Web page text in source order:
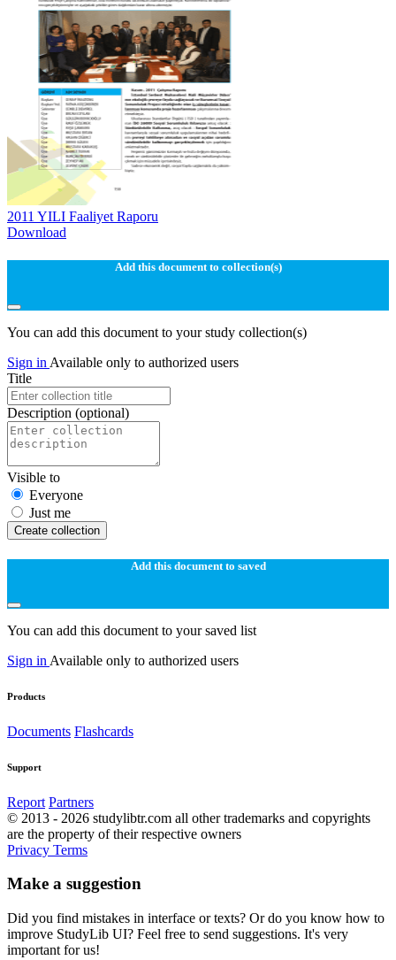
2011 YILI Faaliyet Raporu
Download
Add this document to collection(s)
You can add this document to your study collection(s)
Sign in Available only to authorized users
Title
Description (optional)
Visible to
Everyone
Just me
Create collection
Add this document to saved
You can add this document to your saved list
Sign in Available only to authorized users
Products
Documents Flashcards
Support
Report Partners
© 2013 - 2026 studylibtr.com all other trademarks and copyrights
are the property of their respective owners
Privacy Terms
Make a suggestion
Did you find mistakes in interface or texts? Or do you know how to
improve StudyLib UI? Feel free to send suggestions. It's very
important for us!